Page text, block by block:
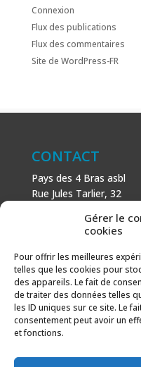
Gérer le
cookies
Pour offrir les meilleures
telles que les cookies pour
des appareils. Le fait de
de traiter des données telles
les ID uniques sur ce site. Le
consentement peut avoir un
et fonctions.
Connexion
Flux des publications
Flux des commentaires
Site de WordPress-FR
CONTACT
Pays des 4 Bras asbl
Rue Jules Tarlier, 32
+32 (0)71 81 81 29
Mentions légales
Politique de cookies
AVEC LE
Fonds européen